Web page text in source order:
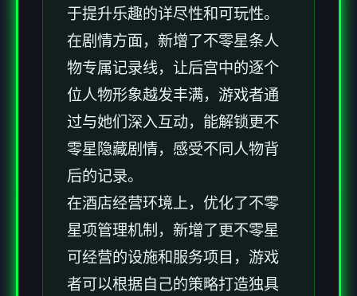
于提升乐趣的详尽性和可玩性。
在剧情方面，新增了不零星条人
物专属记录线，让后宫中的逐个
位人物形象越发丰满，游戏者通
过与她们深入互动，能解锁更不
零星隐藏剧情，感受不同人物背
后的记录。
在酒店经营环境上，优化了不零
星项管理机制，新增了更不零星
可经营的设施和服务项目，游戏
者可以根据自己的策略打造独具